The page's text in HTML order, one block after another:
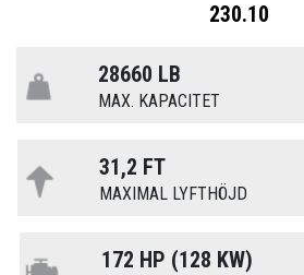
230.10
28660 LB
MAX. KAPACITET
31,2 FT
MAXIMAL LYFTHÖJD
172 HP (128 KW)